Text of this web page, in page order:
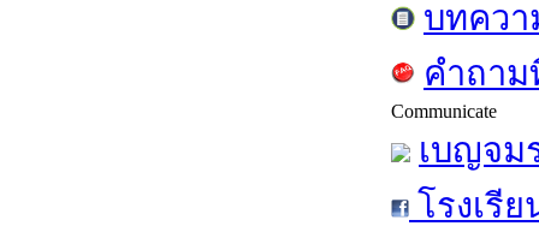
บทควา
คำถา
Communicate
เบญจม
โรงเรี